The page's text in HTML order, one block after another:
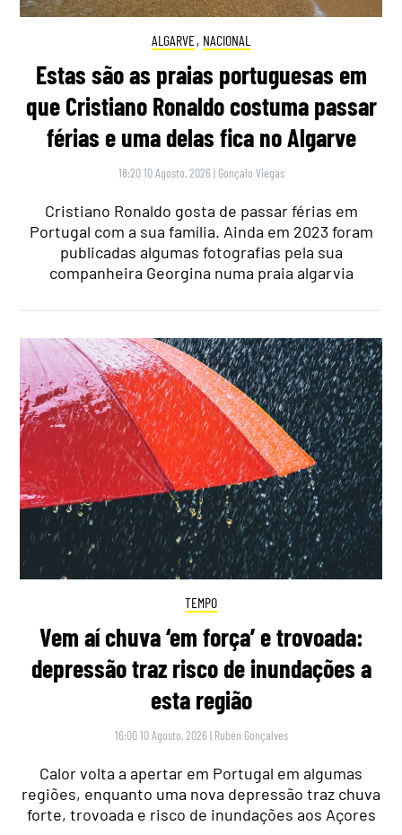
ALGARVE, NACIONAL
Estas são as praias portuguesas em
que Cristiano Ronaldo costuma passar
férias e uma delas fica no Algarve
18:20 10 Agosto, 2026 | Gonçalo Viegas
Cristiano Ronaldo gosta de passar férias em
Portugal com a sua família. Ainda em 2023 foram
publicadas algumas fotografias pela sua
companheira Georgina numa praia algarvia
TEMPO
Vem aí chuva ‘em força’ e trovoada:
depressão traz risco de inundações a
esta região
16:00 10 Agosto, 2026 | Rubén Gonçalves
Calor volta a apertar em Portugal em algumas
regiões, enquanto uma nova depressão traz chuva
forte, trovoada e risco de inundações aos Açores